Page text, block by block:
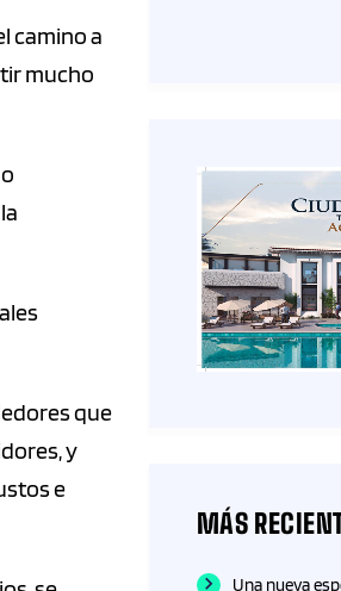
camino a
mucho
que
y
e
MÁS
Una nueva